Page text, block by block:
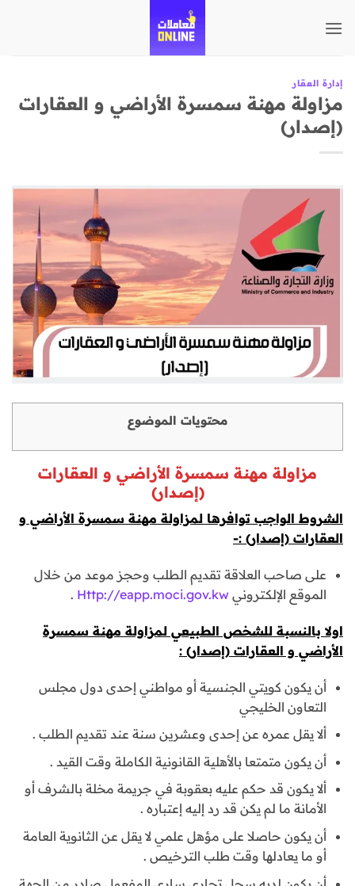
للمحتوى
إدارة العقار
مزاولة مهنة سمسرة الأراضي و العقارات
(إصدار)
محتويات الموضوع
مزاولة مهنة سمسرة الأراضي و العقارات
(إصدار)
الشروط الواجب توافرها لمزاولة مهنة سمسرة الأراضي و
العقارات (إصدار) :-
على صاحب العلاقة تقديم الطلب وحجز موعد من خلال
الموقع الإلكتروني Http://eapp.moci.gov.kw
.
اولا بالنسبة للشخص الطبيعي لمزاولة مهنة سمسرة
الأراضي و العقارات (إصدار) :
أن يكون كويتي الجنسية أو مواطني إحدى دول مجلس
التعاون الخليجي
ألا يقل عمره عن إحدى وعشرين سنة عند تقديم الطلب .
أن يكون متمتعا بالأهلية القانونية الكاملة وقت القيد .
ألا يكون قد حكم عليه بعقوبة في جريمة مخلة بالشرف أو
الأمانة ما لم يكن قد رد إليه إعتباره .
أن يكون حاصلا على مؤهل علمي لا يقل عن الثانوية العامة
أو ما يعادلها وقت طلب الترخيص .